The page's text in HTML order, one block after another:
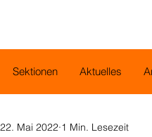
Sektionen Aktuelles
22. Mai 2022 1 Min. Lesezeit